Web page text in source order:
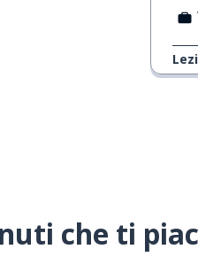
che ti